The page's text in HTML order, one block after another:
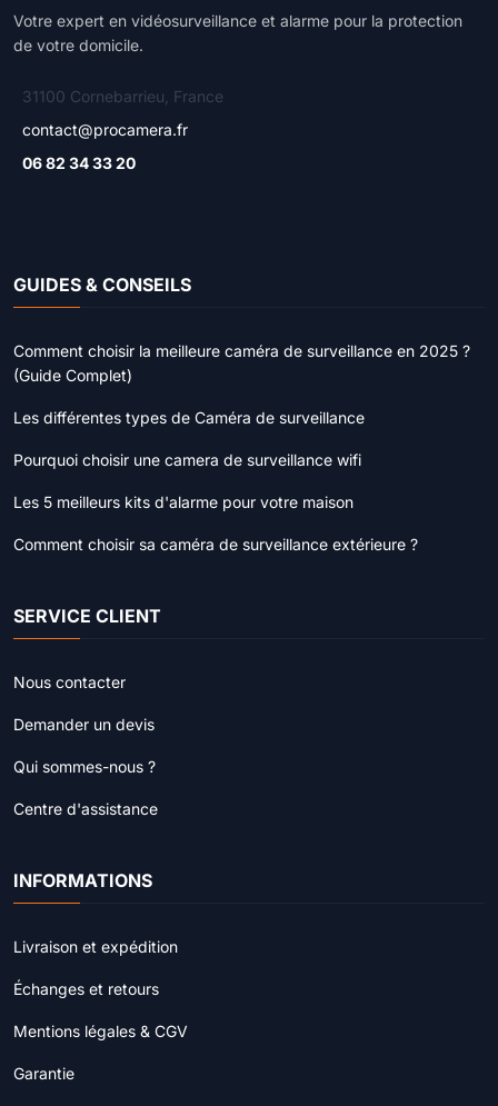
Votre expert en vidéosurveillance et alarme pour la protection
de votre domicile.
31100 Cornebarrieu, France
contact@procamera.fr
06 82 34 33 20
GUIDES & CONSEILS
Comment choisir la meilleure caméra de surveillance en 2025 ?
(Guide Complet)
Les différentes types de Caméra de surveillance
Pourquoi choisir une camera de surveillance wifi
Les 5 meilleurs kits d'alarme pour votre maison
Comment choisir sa caméra de surveillance extérieure ?
SERVICE CLIENT
Nous contacter
Demander un devis
Qui sommes-nous ?
Centre d'assistance
INFORMATIONS
Livraison et expédition
Échanges et retours
Mentions légales & CGV
Garantie